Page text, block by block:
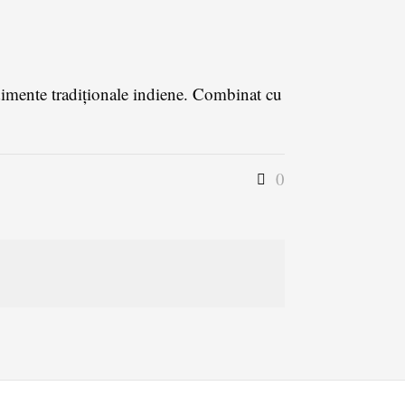
tradiționale indiene. Combinat cu
0